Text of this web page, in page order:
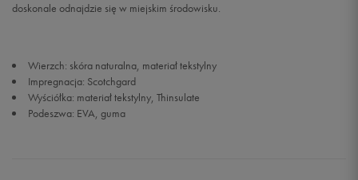
doskonale odnajdzie się w miejskim środowisku.
Wierzch: skóra naturalna, materiał tekstylny
Impregnacja: Scotchgard
Wyściółka: materiał tekstylny, Thinsulate
Podeszwa: EVA, guma